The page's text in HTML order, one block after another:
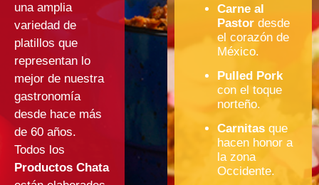
una amplia
variedad de
platillos que
representan lo
mejor de nuestra
gastronomía
desde hace más
de 60 años.
Todos los
Productos Chata
Carne al
Pastordesde
el corazón de
México.
Pulled Pork
con el toque
norteño.
Carnitasque
hacen honor a
la zona
Occidente.